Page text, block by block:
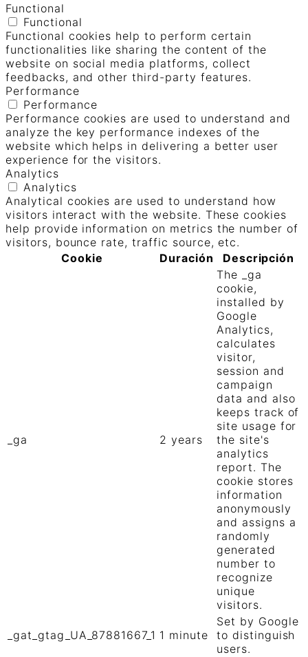
Functional
Functional
Functional cookies help to perform certain
functionalities like sharing the content of the
website on social media platforms, collect
feedbacks, and other third-party features.
Performance
Performance
Performance cookies are used to understand and
analyze the key performance indexes of the
website which helps in delivering a better user
experience for the visitors.
Analytics
Analytics
Analytical cookies are used to understand how
visitors interact with the website. These cookies
help provide information on metrics the number of
visitors, bounce rate, traffic source, etc.
Cookie
Duración Descripción
_ga 2 years
The _ga
cookie,
installed by
Google
Analytics,
calculates
visitor,
session and
campaign
data and also
keeps track of
site usage for
the site's
analytics
report. The
cookie stores
information
anonymously
and assigns a
randomly
generated
number to
recognize
unique
visitors.
_gat_gtag_UA_87881667_1 1 minute
Set by Google
to distinguish
users.